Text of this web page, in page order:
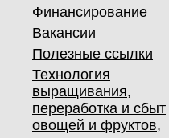
Финансирование
Вакансии
Полезные ссылки
Технология
выращивания,
переработка и сбыт
овощей и фруктов,